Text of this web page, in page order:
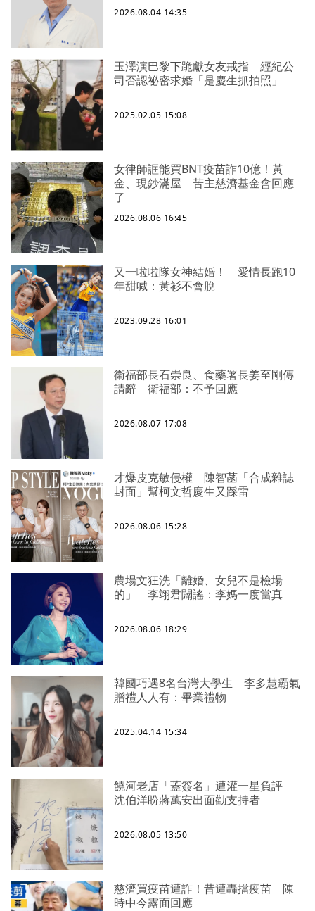
2026.08.04 14:35
玉澤演巴黎下跪獻女友戒指 經紀公
司否認祕密求婚「是慶生抓拍照」
2025.02.05 15:08
女律師誆能買BNT疫苗詐10億！黃
金、現鈔滿屋 苦主慈濟基金會回應
了
2026.08.06 16:45
又一啦啦隊女神結婚！ 愛情長跑10
年甜喊：黃衫不會脫
2023.09.28 16:01
衛福部長石崇良、食藥署長姜至剛傳
請辭 衛福部：不予回應
2026.08.07 17:08
才爆皮克敏侵權 陳智菡「合成雜誌
封面」幫柯文哲慶生又踩雷
2026.08.06 15:28
農場文狂洗「離婚、女兒不是檢場
的」 李翊君闢謠：李媽一度當真
2026.08.06 18:29
韓國巧遇8名台灣大學生 李多慧霸氣
贈禮人人有：畢業禮物
2025.04.14 15:34
饒河老店「蓋簽名」遭灌一星負評
沈伯洋盼蔣萬安出面勸支持者
2026.08.05 13:50
慈濟買疫苗遭詐！昔遭轟擋疫苗 陳
時中今露面回應